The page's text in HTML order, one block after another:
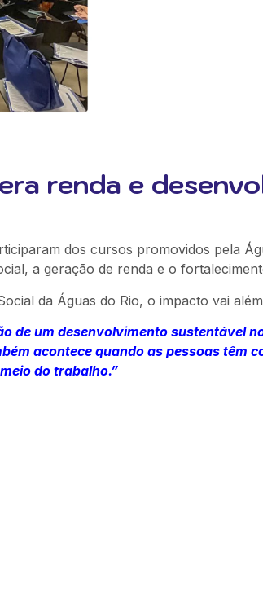
renda e
dos cursos promovidos pela
a geração de renda e o
da Águas do Rio, o impacto vai
de um desenvolvimento sustentável
acontece quando as pessoas têm
meio do trabalho.”